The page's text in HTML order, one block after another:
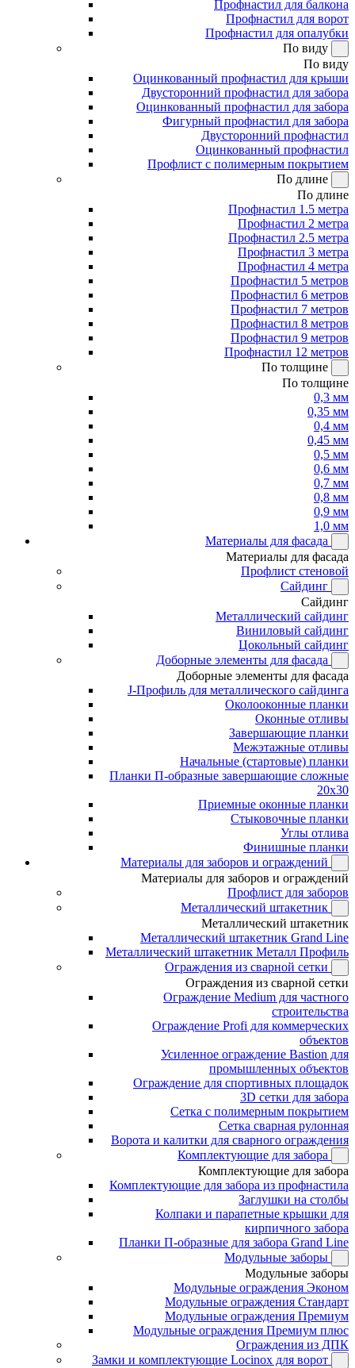
Профнастил для балкона
Профнастил для ворот
Профнастил для опалубки
По виду
По виду
Оцинкованный профнастил для крыши
Двусторонний профнастил для забора
Оцинкованный профнастил для забора
Фигурный профнастил для забора
Двусторонний профнастил
Оцинкованный профнастил
Профлист с полимерным покрытием
По длине
По длине
Профнастил 1.5 метра
Профнастил 2 метра
Профнастил 2.5 метра
Профнастил 3 метра
Профнастил 4 метра
Профнастил 5 метров
Профнастил 6 метров
Профнастил 7 метров
Профнастил 8 метров
Профнастил 9 метров
Профнастил 12 метров
По толщине
По толщине
0,3 мм
0,35 мм
0,4 мм
0,45 мм
0,5 мм
0,6 мм
0,7 мм
0,8 мм
0,9 мм
1,0 мм
Материалы для фасада
Материалы для фасада
Профлист стеновой
Сайдинг
Сайдинг
Металлический сайдинг
Виниловый сайдинг
Цокольный сайдинг
Доборные элементы для фасада
Доборные элементы для фасада
J-Профиль для металлического сайдинга
Околооконные планки
Оконные отливы
Завершающие планки
Межэтажные отливы
Начальные (стартовые) планки
Планки П-образные завершающие сложные
20x30
Приемные оконные планки
Стыковочные планки
Углы отлива
Финишные планки
Материалы для заборов и ограждений
Материалы для заборов и ограждений
Профлист для заборов
Металлический штакетник
Металлический штакетник
Металлический штакетник Grand Line
Металлический штакетник Металл Профиль
Ограждения из сварной сетки
Ограждения из сварной сетки
Ограждение Medium для частного
строительства
Ограждение Profi для коммерческих
объектов
Усиленное ограждение Bastion для
промышленных объектов
Ограждение для спортивных площадок
3D сетки для забора
Сетка с полимерным покрытием
Сетка сварная рулонная
Ворота и калитки для сварного ограждения
Комплектующие для забора
Комплектующие для забора
Комплектующие для забора из профнастила
Заглушки на столбы
Колпаки и парапетные крышки для
кирпичного забора
Планки П-образные для забора Grand Line
Модульные заборы
Модульные заборы
Модульные ограждения Эконом
Модульные ограждения Стандарт
Модульные ограждения Премиум
Модульные ограждения Премиум плюс
Ограждения из ДПК
Замки и комплектующие Locinox для ворот